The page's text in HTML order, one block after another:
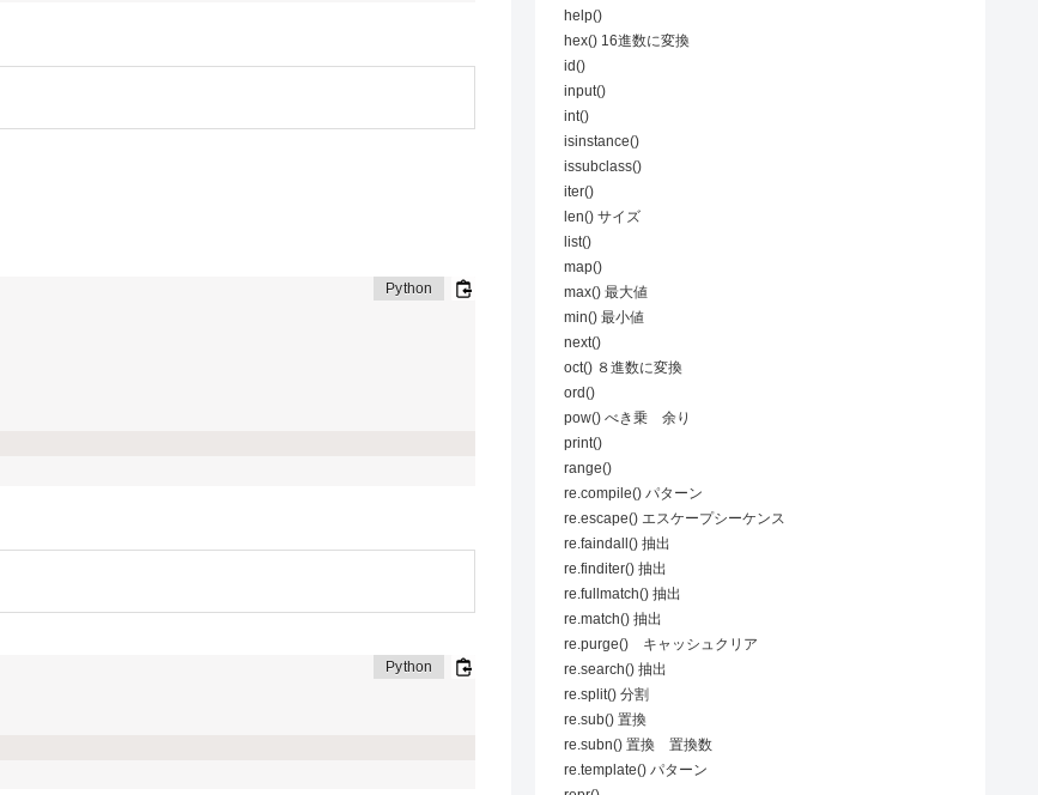
help()
hex() 16進数に変換
id()
input()
int()
isinstance()
issubclass()
iter()
len() サイズ
list()
map()
max() 最大値
min() 最小値
next()
oct() ８進数に変換
ord()
pow() べき乗 余り
print()
range()
re.compile() パターン
re.escape() エスケープシーケンス
re.faindall() 抽出
re.finditer() 抽出
re.fullmatch() 抽出
re.match() 抽出
re.purge() キャッシュクリア
re.search() 抽出
re.split() 分割
re.sub() 置換
re.subn() 置換 置換数
re.template() パターン